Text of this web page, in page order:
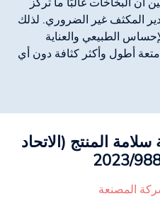
المكثف غير الضروري. لذلك
الطبيعي والعناية
أطول وأكثر كثافة دون أي
المنتج (الاتحاد
المصنعة